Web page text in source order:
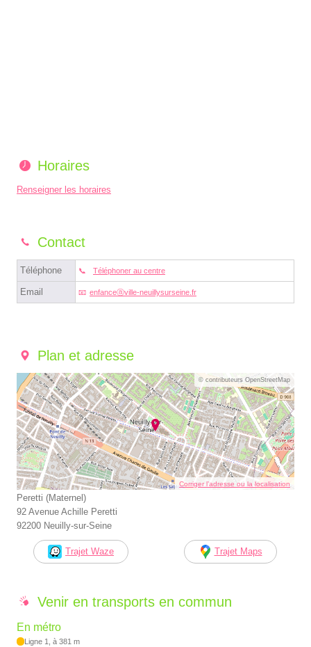
Horaires
Renseigner les horaires
Contact
Téléphone Téléphoner au centre
Email enfanceⓐville-neuillysurseine.fr
Plan et adresse
© contributeurs OpenStreetMap
Corriger l’adresse ou la localisation
Peretti (Maternel)
92 Avenue Achille Peretti
92200 Neuilly-sur-Seine
Trajet Waze Trajet Maps
Venir en transports en commun
En métro
Ligne 1, à 381 m